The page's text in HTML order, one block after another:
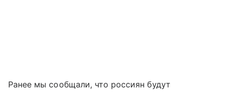
Ранее мы сообщали, что россиян будут